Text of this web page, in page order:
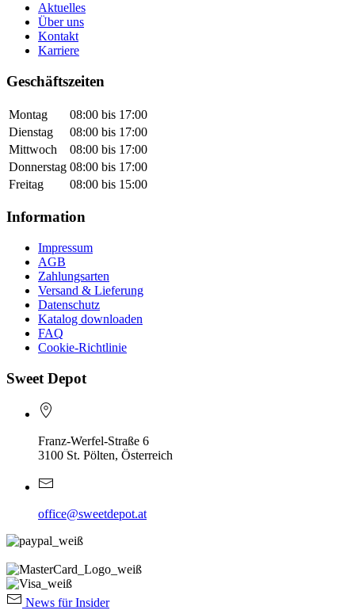
Aktuelles
Über uns
Kontakt
Karriere
Geschäftszeiten
Montag
08:00 bis 17:00
Dienstag
08:00 bis 17:00
Mittwoch
08:00 bis 17:00
Donnerstag 08:00 bis 17:00
Freitag
08:00 bis 15:00
Information
Impressum
AGB
Zahlungsarten
Versand & Lieferung
Datenschutz
Katalog downloaden
FAQ
Cookie-Richtlinie
Sweet Depot
Franz-Werfel-Straße 6
3100 St. Pölten, Österreich
office@sweetdepot.at
News für Insider